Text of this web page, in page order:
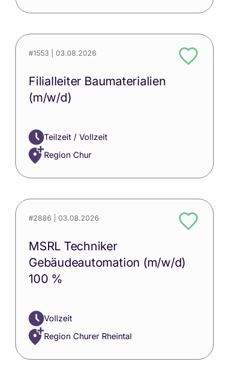
#1553 | 03.08.2026
Filialleiter Baumaterialien
(m/w/d)
Teilzeit / Vollzeit
Region Chur
#2886 | 03.08.2026
MSRL Techniker
Gebäudeautomation (m/w/d)
100 %
Vollzeit
Region Churer Rheintal